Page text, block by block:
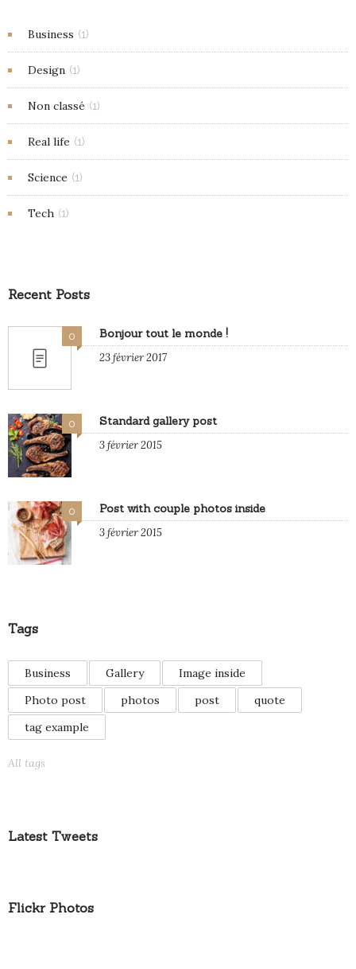
Business (1)
Design (1)
Non classé (1)
Real life (1)
Science (1)
Tech (1)
Recent Posts
0 Bonjour tout le monde !
23 février 2017
0 Standard gallery post
3 février 2015
0 Post with couple photos inside
3 février 2015
Tags
Business Gallery
Image inside
Photo post
photos post
quote
tag example
All tags
Latest Tweets
Flickr Photos